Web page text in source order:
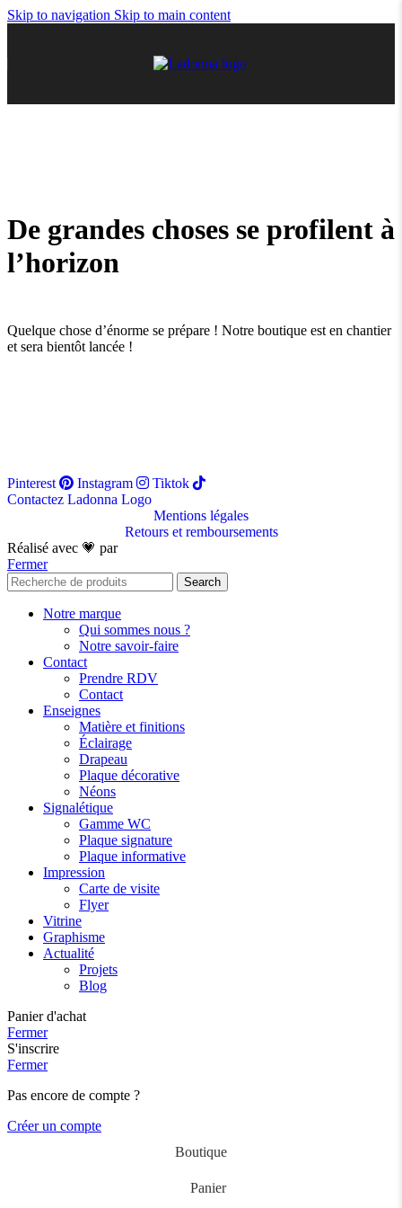
Skip to navigation Skip to main content
De grandes choses se profilent à
l’horizon
Quelque chose d’énorme se prépare ! Notre boutique est en chantier
et sera bientôt lancée !
Pinterest Instagram
Tiktok
Contactez Ladonna Logo
Mentions légales
Retours et remboursements
Réalisé avec 💗 par
Fermer
Search
Notre marque
Qui sommes nous ?
Notre savoir-faire
Contact
Prendre RDV
Contact
Enseignes
Matière et finitions
Éclairage
Drapeau
Plaque décorative
Néons
Signalétique
Gamme WC
Plaque signature
Plaque informative
Impression
Carte de visite
Flyer
Vitrine
Graphisme
Actualité
Projets
Blog
Panier d'achat
Fermer
S'inscrire
Fermer
Pas encore de compte ?
Créer un compte
Boutique
Panier